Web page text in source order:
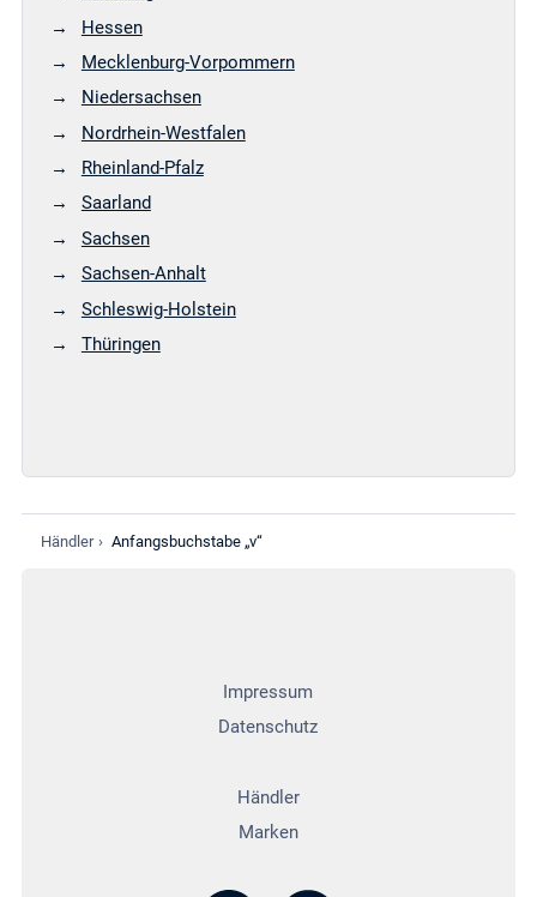
Hessen
Mecklenburg-Vorpommern
Niedersachsen
Nordrhein-Westfalen
Rheinland-Pfalz
Saarland
Sachsen
Sachsen-Anhalt
Schleswig-Holstein
Thüringen
Händler › Anfangsbuchstabe „v“
Impressum
Datenschutz
Händler
Marken